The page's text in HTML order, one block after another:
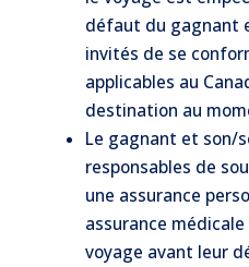
défaut du gagnant
invités de se
applicables au
destination au
Le gagnant et son/
responsables de
une assurance
assurance
voyage avant leur